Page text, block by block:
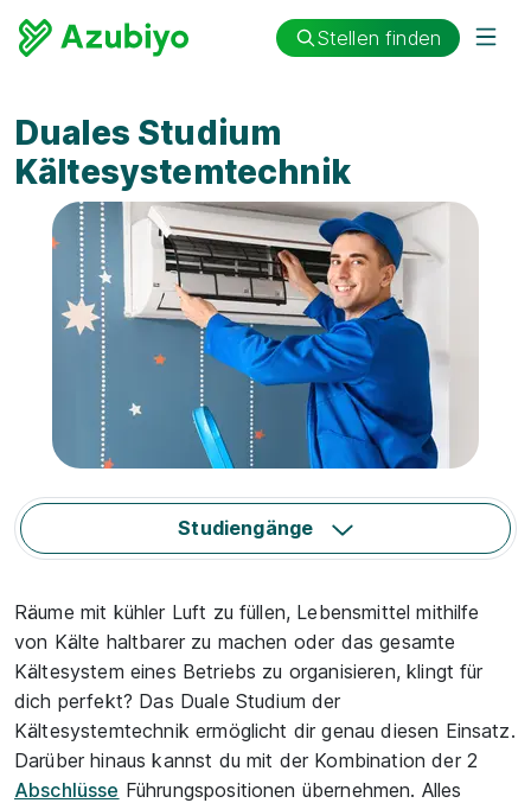
Stellen finden
Duales Studium
Kältesystemtechnik
Studiengänge
Räume mit kühler Luft zu füllen, Lebensmittel mithilfe
von Kälte haltbarer zu machen oder das gesamte
Kältesystem eines Betriebs zu organisieren, klingt für
dich perfekt? Das Duale Studium der
Kältesystemtechnik ermöglicht dir genau diesen Einsatz.
Darüber hinaus kannst du mit der Kombination der 2
Abschlüsse Führungspositionen übernehmen. Alles